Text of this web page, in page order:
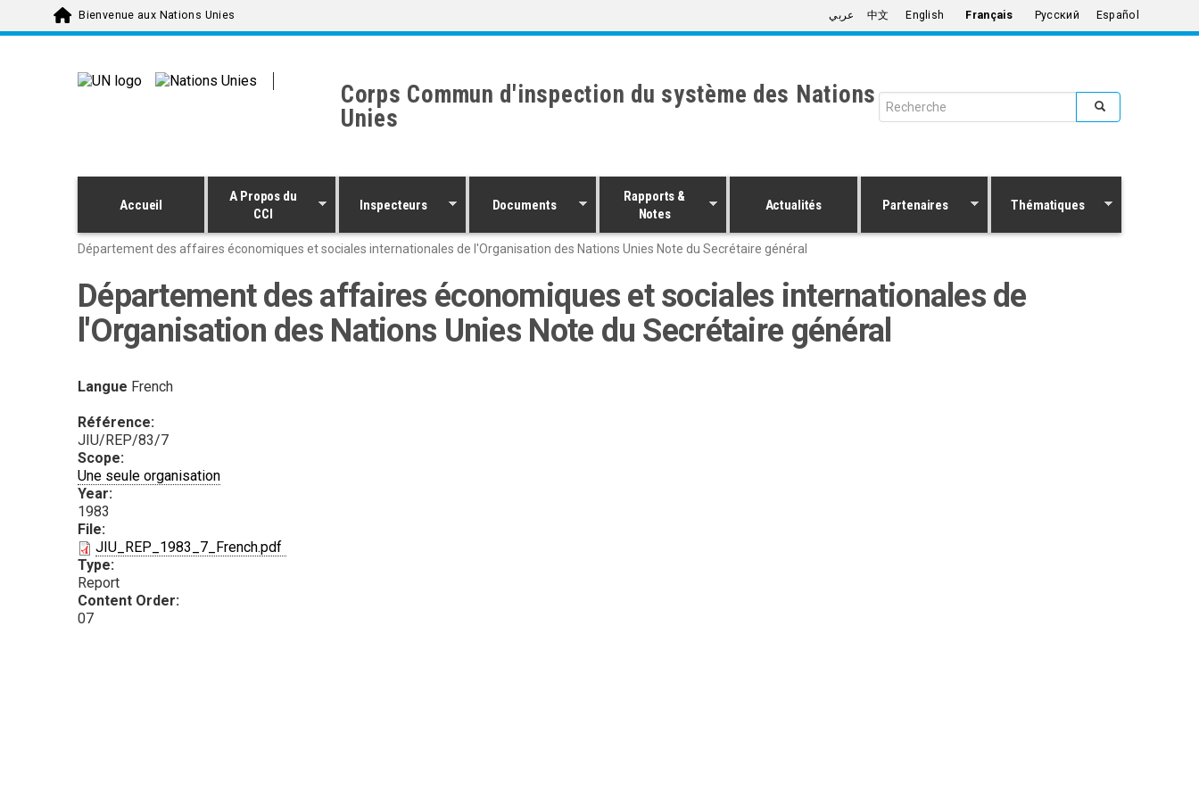
Skip to main contentBienvenue aux Nations Unies عربي 中文 English Français Русский Español
Corps Commun d'inspection du système des Nations
Unies
Search form
Accueil
A Propos du
CCI
Inspecteurs Documents
Rapports &
Notes
Actualités Partenaires Thématiques
Département des affaires économiques et sociales internationales de l'Organisation des Nations Unies Note du Secrétaire général
Département des affaires économiques et sociales internationales de
l'Organisation des Nations Unies Note du Secrétaire général
Langue French
Référence:
JIU/REP/83/7
Scope:
Une seule organisation
Year:
1983
File:
JIU_REP_1983_7_French.pdf
Type:
Report
Content Order:
07